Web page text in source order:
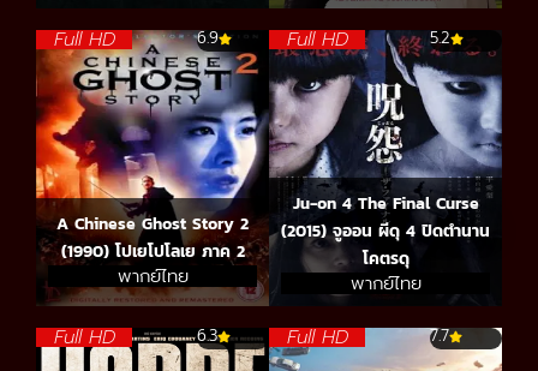
Full HD 6.9
A Chinese Ghost Story 2
(1990) โปเยโปโลเย ภาค 2
พากย์ไทย
Full HD 5.2
Ju-on 4 The Final Curse
(2015) จูออน ผีดุ 4 ปิดตำนาน
โคตรดุ
พากย์ไทย
Full HD 6.3 Full HD 7.7